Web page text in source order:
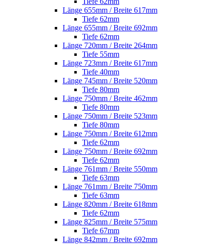
Länge 655mm / Breite 617mm
Tiefe 62mm
Länge 655mm / Breite 692mm
Tiefe 62mm
Länge 720mm / Breite 264mm
Tiefe 55mm
Länge 723mm / Breite 617mm
Tiefe 40mm
Länge 745mm / Breite 520mm
Tiefe 80mm
Länge 750mm / Breite 462mm
Tiefe 80mm
Länge 750mm / Breite 523mm
Tiefe 80mm
Länge 750mm / Breite 612mm
Tiefe 62mm
Länge 750mm / Breite 692mm
Tiefe 62mm
Länge 761mm / Breite 550mm
Tiefe 63mm
Länge 761mm / Breite 750mm
Tiefe 63mm
Länge 820mm / Breite 618mm
Tiefe 62mm
Länge 825mm / Breite 575mm
Tiefe 67mm
Länge 842mm / Breite 692mm